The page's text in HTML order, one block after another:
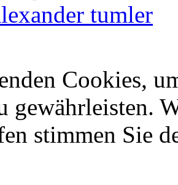
tumler
Cookies,
gewährleisten.
stimmen Sie